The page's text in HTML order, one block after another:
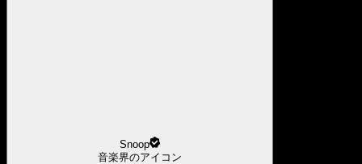
Snoop
音楽界のアイコン